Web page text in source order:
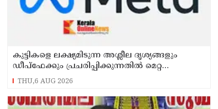
കുട്ടികളെ ലക്ഷ്യമിടുന്ന അശ്ലീല ദൃശ്യങ്ങളും
ഡീപ്ഫേക്കും പ്രചരിപ്പിക്കുന്നതില്‍ മെറ്റ
കേന്ദ്രത്തോട് മാപ്പ് പറഞ്ഞു
THU,6 AUG 2026